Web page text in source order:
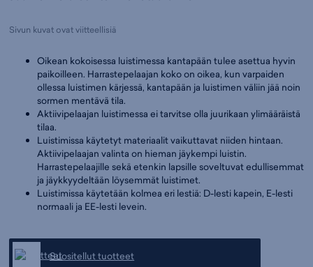
Sivun kuvat ovat viitteellisiä
Oikean kokoisessa luistimessa kantapään tulee asettua hyvin
paikoilleen. Harrastepelaajan koko on oikea, kun varpaiden
ollessa luistimen kärjessä, kantapään ja luistimen väliin jää noin
sormen mentävä tila.
Aktiivipelaajan luistimessa ei tarvitse olla juurikaan ylimääräistä
tilaa.
Luistimissa käytetyt materiaalit vaikuttavat niiden hintaan.
Aktiivipelaajan valinta on hieman jäykempi luistin.
Harrastepelaajille sekä etenkin lapsille soveltuvat edullisemmat
ja jäykkyydeltään löysemmät luistimet.
Luistimissa käytetään kolmea eri lestiä: D-lesti kapein, E-lesti
normaali ja EE-lesti levein.
Suositellut tuotteet